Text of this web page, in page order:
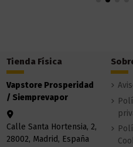
Tienda Física
Vapstore Prosperidad
/ Siemprevapor
Calle Santa Hortensia, 2,
28002, Madrid, España